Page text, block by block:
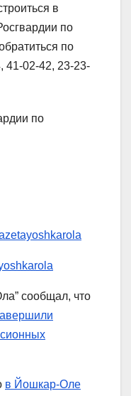
в
по
по
41-02-42, 23-23-
по
сообщал, что
в Йошкар-Оле